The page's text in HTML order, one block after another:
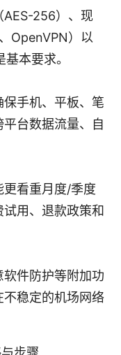
AES-256）、现
OpenVPN）以
本要求。
手机、平板、笔
台数据流量、自
看重月度/季度
用、退款政策和
件防护等附加功
稳定的机场网络